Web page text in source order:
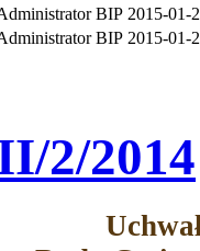
BIP 2015-01-
BIP 2015-01-
2/2014